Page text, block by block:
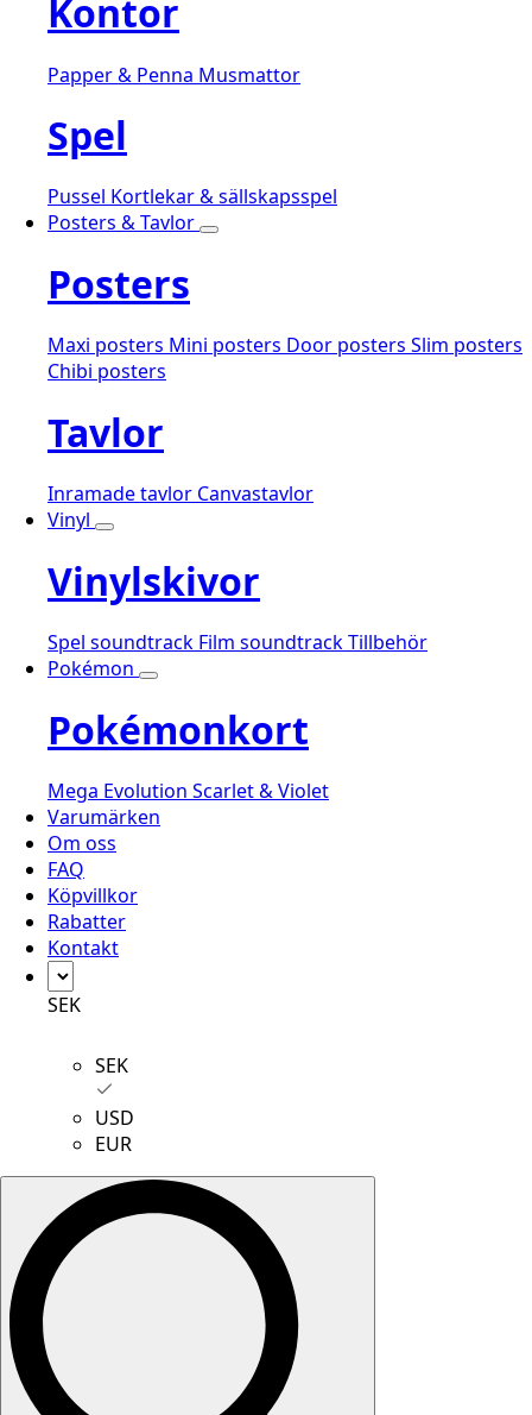
Kontor
Papper & Penna Musmattor
Spel
Pussel Kortlekar & sällskapsspel
Posters & Tavlor
Posters
Maxi posters Mini posters Door posters Slim posters
Chibi posters
Tavlor
Inramade tavlor Canvastavlor
Vinyl
Vinylskivor
Spel soundtrack Film soundtrackTillbehör
Pokémon
Pokémonkort
Mega Evolution Scarlet & Violet
Varumärken
Om oss
FAQ
Köpvillkor
Rabatter
Kontakt
SEK
SEK
USD
EUR